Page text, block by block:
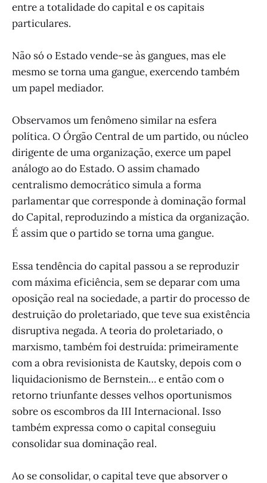
entre a totalidade do capital e os capitais
particulares.
Não só o Estado vende-se às gangues, mas ele
mesmo se torna uma gangue, exercendo também
um papel mediador.
Observamos um fenômeno similar na esfera
política. O Órgão Central de um partido, ou núcleo
dirigente de uma organização, exerce um papel
análogo ao do Estado. O assim chamado
centralismo democrático simula a forma
parlamentar que corresponde à dominação formal
do Capital, reproduzindo a mística da organização.
É assim que o partido se torna uma gangue.
Essa tendência do capital passou a se reproduzir
com máxima eficiência, sem se deparar com uma
oposição real na sociedade, a partir do processo de
destruição do proletariado, que teve sua existência
disruptiva negada. A teoria do proletariado, o
marxismo, também foi destruída: primeiramente
com a obra revisionista de Kautsky, depois com o
liquidacionismo de Bernstein… e então com o
retorno triunfante desses velhos oportunismos
sobre os escombros da III Internacional. Isso
também expressa como o capital conseguiu
consolidar sua dominação real.
Ao se consolidar, o capital teve que absorver o